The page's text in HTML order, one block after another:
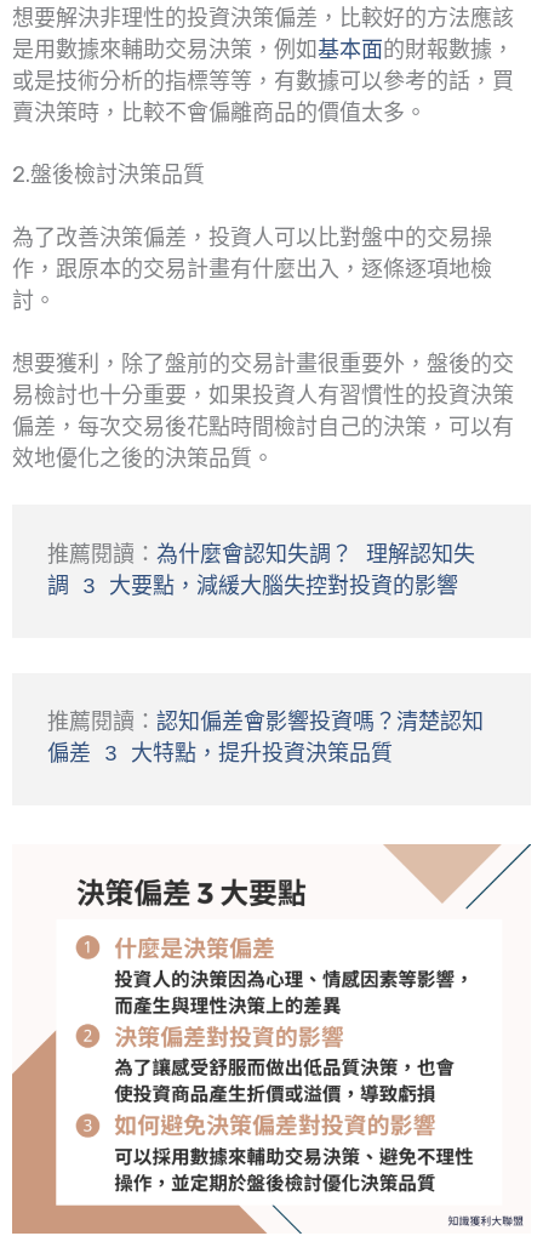
想要解決非理性的投資決策偏差，比較好的方法應該
是用數據來輔助交易決策，例如基本面的財報數據，
或是技術分析的指標等等，有數據可以參考的話，買
賣決策時，比較不會偏離商品的價值太多。
2.盤後檢討決策品質
為了改善決策偏差，投資人可以比對盤中的交易操
作，跟原本的交易計畫有什麼出入，逐條逐項地檢
討。
想要獲利，除了盤前的交易計畫很重要外，盤後的交
易檢討也十分重要，如果投資人有習慣性的投資決策
偏差，每次交易後花點時間檢討自己的決策，可以有
效地優化之後的決策品質。
推薦閱讀： 為什麼會認知失調？ 理解認知失
調 3 大要點，減緩大腦失控對投資的影響
推薦閱讀： 認知偏差會影響投資嗎？清楚認知
偏差 3 大特點，提升投資決策品質